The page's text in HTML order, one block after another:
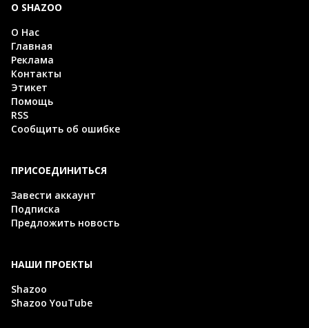
О SHAZOO
О Нас
Главная
Реклама
Контакты
Этикет
Помощь
RSS
Сообщить об ошибке
ПРИСОЕДИНИТЬСЯ
Завести аккаунт
Подписка
Предложить новость
НАШИ ПРОЕКТЫ
Shazoo
Shazoo YouTube